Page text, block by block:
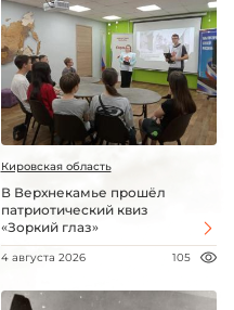
Кировская область
В Верхнекамье прошёл
патриотический квиз
«Зоркий глаз»
4 августа 2026 105